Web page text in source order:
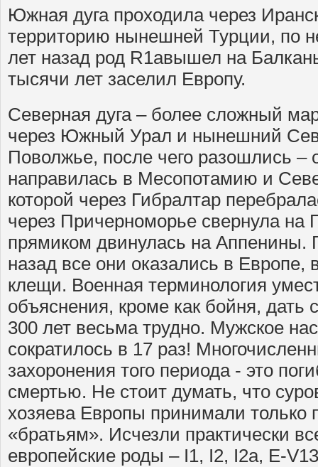
Южная дуга проходила через
территорию нынешней Турции, по
лет назад род R1aвышел на
тысячи лет заселил Европу.
Северная дуга – более сложный
через Южный Урал и нынешний
Поволжье, после чего разошлись –
направилась в Месопотамию и
которой через Гибралтар
через Причерноморье свернула на
прямиком двинулась на Аппенины.
назад все они оказались в Европе,
клещи. Военная терминология
объяснения, кроме как бойня,
300 лет весьма трудно. Мужское
сократилось в 17 раз!
захоронения того периода - это
смертью. Не стоит думать, что
хозяева Европы принимали только
«братьям». Исчезли практически
европейские роды – I1, I2, I2a, E-